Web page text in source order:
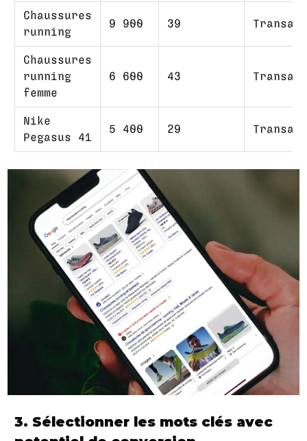
Chaussures
running
9 900 39
Chaussures
running
femme
6 600 43
Nike
Pegasus 41
5 400 29
3. Sélectionner les mots clés avec